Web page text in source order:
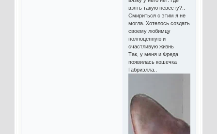
взять такую невесту?..
Смириться с этим я не
могла. Хотелось создать
своему любимцу
полноценную и
счастливую жизнь
Так, у меня и Фреда
появилась кошечка
Габриэлла..